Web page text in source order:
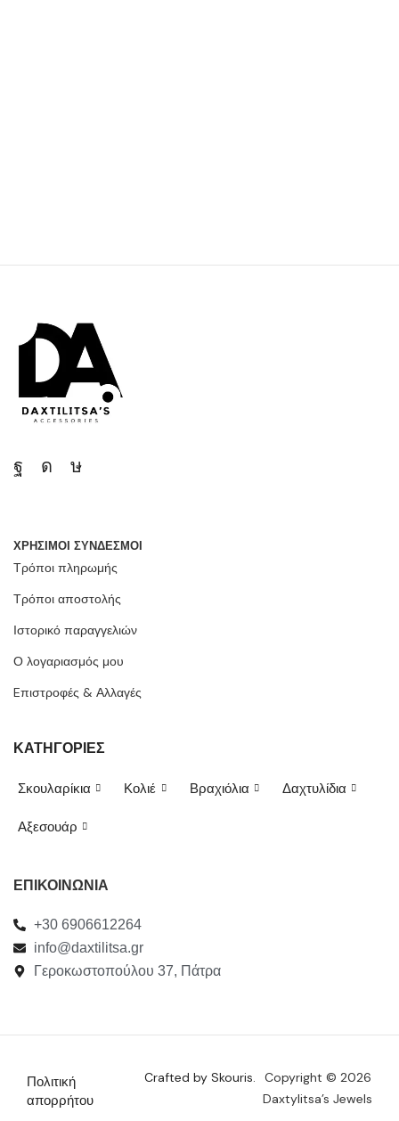
ΧΡΗΣΙΜΟΙ ΣΥΝΔΕΣΜΟΙ
Τρόποι πληρωμής
Τρόποι αποστολής
Ιστορικό παραγγελιών
Ο λογαριασμός μου
Eπιστροφές & Αλλαγές
ΚΑΤΗΓΟΡΙΕΣ
Σκουλαρίκια Κολιέ Βραχιόλια Δαχτυλίδια
Αξεσουάρ
ΕΠΙΚΟΙΝΩΝΙΑ
+30 6906612264
info@daxtilitsa.gr
Γεροκωστοπούλου 37, Πάτρα
Πολιτική
απορρήτου
Crafted by Skouris.
Copyright © 2026
Daxtylitsa’s Jewels